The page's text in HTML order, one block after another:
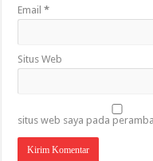
Email*
Situs Web
situs web saya pada